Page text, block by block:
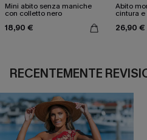
Mini abito senza maniche
con colletto nero
18,90 €
Abito
cintura
26,90 €
RECENTEMENTE